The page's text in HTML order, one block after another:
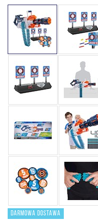
DARMOWA DOSTAWA